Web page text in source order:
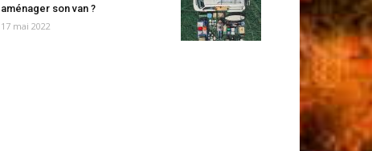
aménager son van ?
17 mai 2022